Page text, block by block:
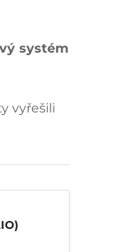
systém
vyřešili